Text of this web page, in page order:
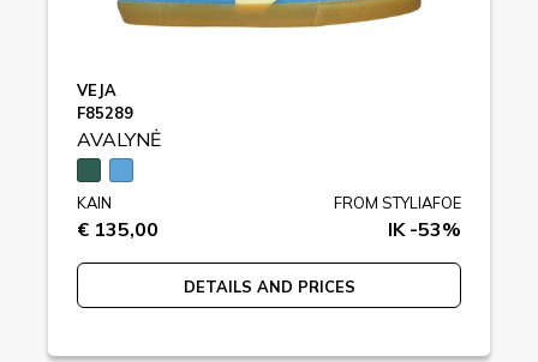
VEJA
F85289
AVALYNĖ
KAIN
€ 135,00
FROM STYLIAFOE
IK -53%
DETAILS AND PRICES